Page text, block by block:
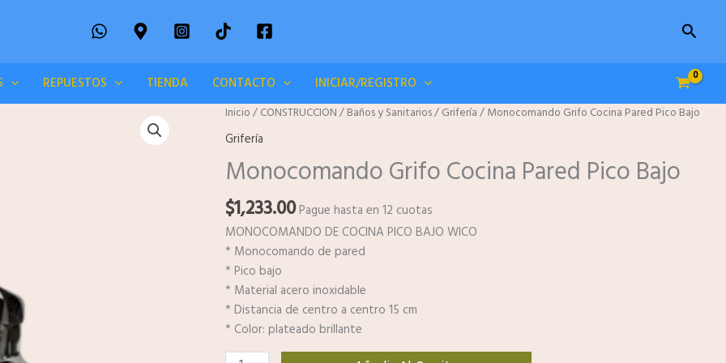
Buscar
REPUESTOS TIENDA CONTACTO INICIAR/REGISTRO
Inicio/CONSTRUCCION/Baños y Sanitarios/Grifería/ Monocomando Grifo Cocina Pared Pico Bajo
Grifería
Monocomando Grifo Cocina Pared Pico Bajo
$1,233.00Pague hasta en 12 cuotas
MONOCOMANDO DE COCINA PICO BAJO WICO
* Monocomando de pared
* Pico bajo
* Material acero inoxidable
* Distancia de centro a centro 15 cm
* Color: plateado brillante
Monocomando
Grifo
Pared
Bajo
cantidad